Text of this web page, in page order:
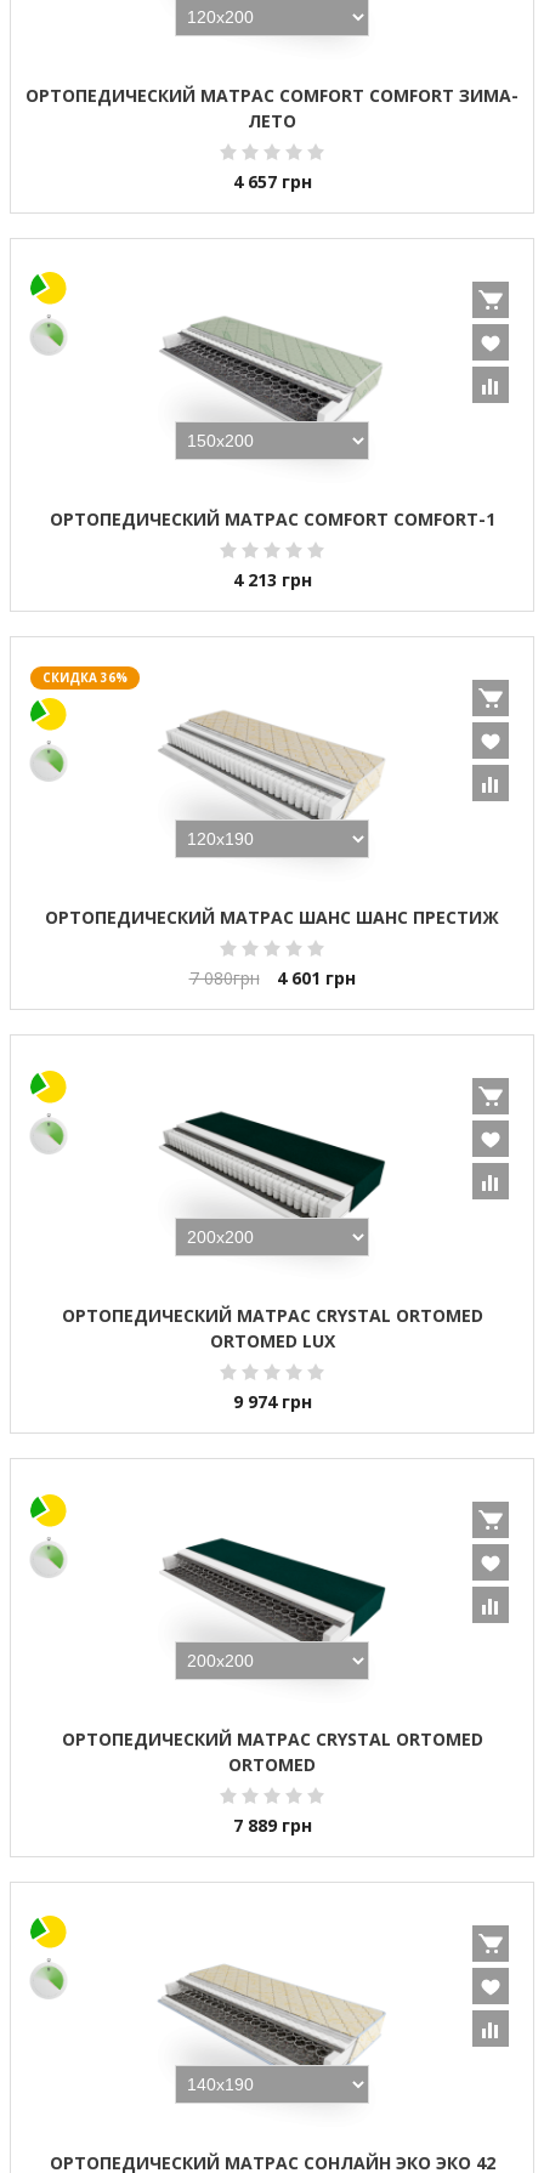
ОРТОПЕДИЧЕСКИЙ МАТРАС COMFORT COMFORT ЗИМА-
ЛЕТО
4 657 грн
ОРТОПЕДИЧЕСКИЙ МАТРАС COMFORT COMFORT-1
4 213 грн
СКИДКА 36%
ОРТОПЕДИЧЕСКИЙ МАТРАС ШАНС ШАНС ПРЕСТИЖ
7 080грн 4 601 грн
ОРТОПЕДИЧЕСКИЙ МАТРАС CRYSTAL ORTOMED
ORTOMED LUX
9 974 грн
ОРТОПЕДИЧЕСКИЙ МАТРАС CRYSTAL ORTOMED
ORTOMED
7 889 грн
ОРТОПЕДИЧЕСКИЙ МАТРАС СОНЛАЙН ЭКО ЭКО 42